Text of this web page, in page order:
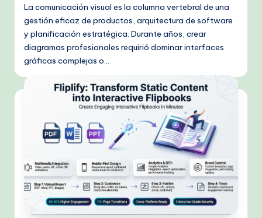
La comunicación visual es la columna vertebral de una
gestión eficaz de productos, arquitectura de software
y planificación estratégica. Durante años, crear
diagramas profesionales requirió dominar interfaces
gráficas complejas o…